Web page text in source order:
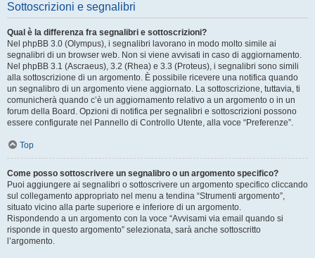
Sottoscrizioni e segnalibri
Qual è la differenza fra segnalibri e sottoscrizioni?
Nel phpBB 3.0 (Olympus), i segnalibri lavorano in modo molto simile ai
segnalibri di un browser web. Non si viene avvisati in caso di aggiornamento.
Nel phpBB 3.1 (Ascraeus), 3.2 (Rhea) e 3.3 (Proteus), i segnalibri sono simili
alla sottoscrizione di un argomento. È possibile ricevere una notifica quando
un segnalibro di un argomento viene aggiornato. La sottoscrizione, tuttavia, ti
comunicherà quando c’è un aggiornamento relativo a un argomento o in un
forum della Board. Opzioni di notifica per segnalibri e sottoscrizioni possono
essere configurate nel Pannello di Controllo Utente, alla voce “Preferenze”.
Top
Come posso sottoscrivere un segnalibro o un argomento specifico?
Puoi aggiungere ai segnalibri o sottoscrivere un argomento specifico cliccando
sul collegamento appropriato nel menu a tendina “Strumenti argomento”,
situato vicino alla parte superiore e inferiore di un argomento.
Rispondendo a un argomento con la voce “Avvisami via email quando si
risponde in questo argomento” selezionata, sarà anche sottoscritto
l’argomento.